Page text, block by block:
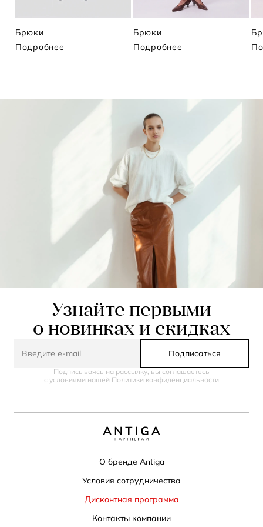
Брюки
Подробнее
Брюки
Подробнее
Узнайте первыми
о новинках и скидках
Подписаться
Подписываясь на рассылку, вы соглашаетесь
с условиями нашей Политики конфиденциальности
О бренде Antiga
Условия сотрудничества
Дисконтная программа
Контакты компании